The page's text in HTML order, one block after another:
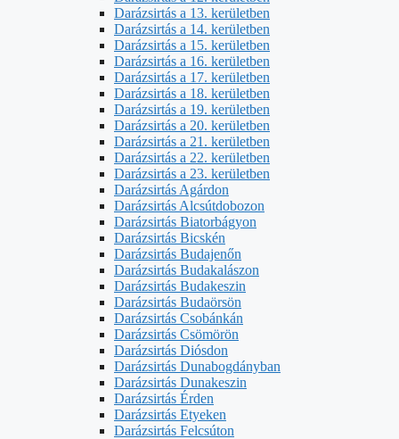
Darázsirtás a 13. kerületben
Darázsirtás a 14. kerületben
Darázsirtás a 15. kerületben
Darázsirtás a 16. kerületben
Darázsirtás a 17. kerületben
Darázsirtás a 18. kerületben
Darázsirtás a 19. kerületben
Darázsirtás a 20. kerületben
Darázsirtás a 21. kerületben
Darázsirtás a 22. kerületben
Darázsirtás a 23. kerületben
Darázsirtás Agárdon
Darázsirtás Alcsútdobozon
Darázsirtás Biatorbágyon
Darázsirtás Bicskén
Darázsirtás Budajenőn
Darázsirtás Budakalászon
Darázsirtás Budakeszin
Darázsirtás Budaörsön
Darázsirtás Csobánkán
Darázsirtás Csömörön
Darázsirtás Diósdon
Darázsirtás Dunabogdányban
Darázsirtás Dunakeszin
Darázsirtás Érden
Darázsirtás Etyeken
Darázsirtás Felcsúton